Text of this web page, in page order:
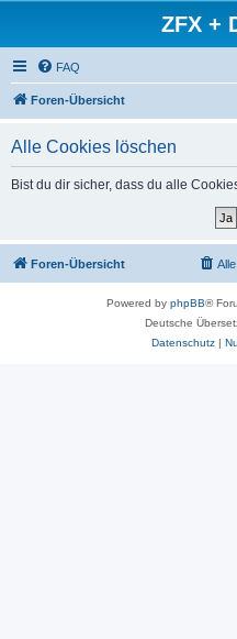
ZFX +
FAQ
Foren-Übersicht
Alle Cookies löschen
Bist du dir sicher, dass du alle
Foren-Übersicht
Powered by phpBB®
Deutsche
Datenschutz|